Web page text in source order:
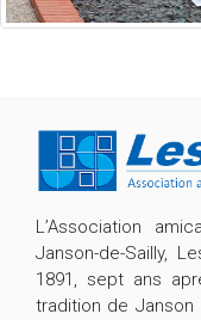
L’Association
Janson-de-Sailly,
1891, sept ans
tradition de Janson